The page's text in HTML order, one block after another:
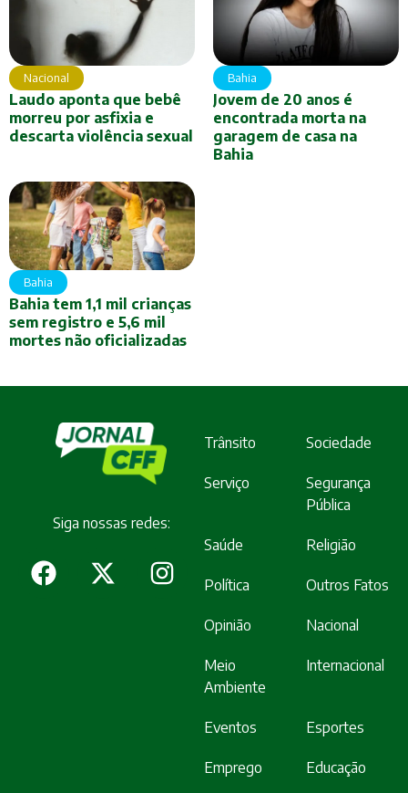
Nacional
Laudo aponta que bebê
morreu por asfixia e
descarta violência sexual
Bahia
Jovem de 20 anos é
encontrada morta na
garagem de casa na
Bahia
Bahia
Bahia tem 1,1 mil crianças
sem registro e 5,6 mil
mortes não oficializadas
Siga nossas redes:
Trânsito Sociedade
Serviço
Segurança
Pública
Saúde Religião
Política Outros Fatos
Opinião Nacional
Meio
Ambiente
Internacional
Eventos Esportes
Emprego Educação